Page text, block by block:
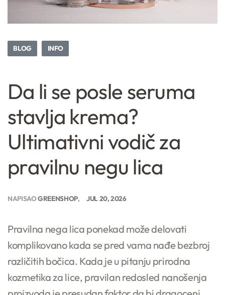
BLOG INFO
Da li se posle seruma
stavlja krema?
Ultimativni vodič za
pravilnu negu lica
NAPISAOGREENSHOP JUL 20, 2026
Pravilna nega lica ponekad može delovati
komplikovano kada se pred vama nađe bezbroj
različitih bočica. Kada je u pitanju prirodna
kozmetika za lice, pravilan redosled nanošenja